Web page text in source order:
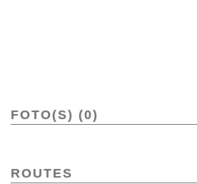
FOTO(S) (0)
ROUTES